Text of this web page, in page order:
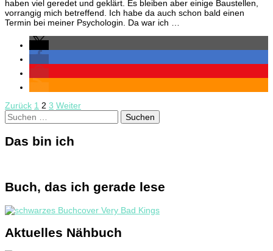
haben viel geredet und geklärt. Es bleiben aber einige Baustellen,
vorrangig mich betreffend. Ich habe da auch schon bald einen
Termin bei meiner Psychologin. Da war ich …
Seitennummerierung
der
Beiträge
Zurück Seite
1 Seite
2 Seite
3 Weiter
Suchen
nach:
Das bin ich
Buch, das ich gerade lese
Aktuelles Nähbuch